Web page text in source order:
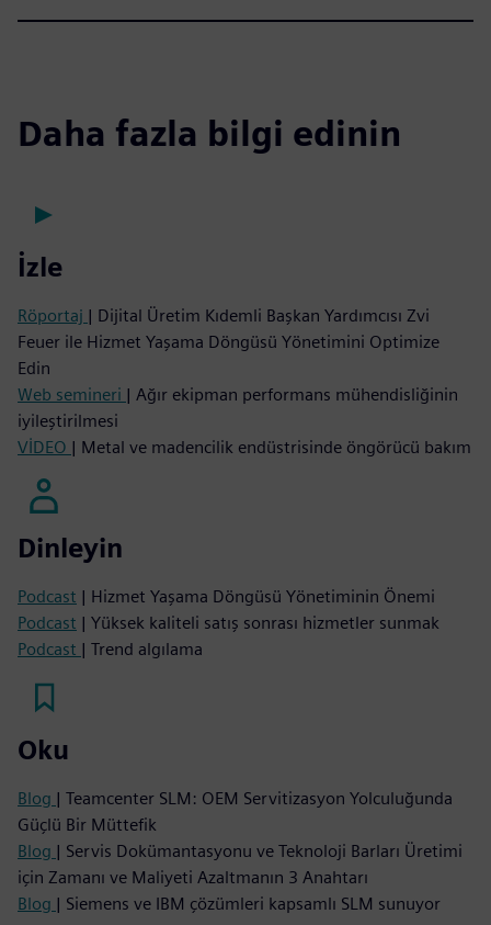
Daha fazla bilgi edinin
İzle
Röportaj | Dijital Üretim Kıdemli Başkan Yardımcısı Zvi
Feuer ile Hizmet Yaşama Döngüsü Yönetimini Optimize
Edin
Web semineri | Ağır ekipman performans mühendisliğinin
iyileştirilmesi
VİDEO | Metal ve madencilik endüstrisinde öngörücü bakım
Dinleyin
Podcast | Hizmet Yaşama Döngüsü Yönetiminin Önemi
Podcast | Yüksek kaliteli satış sonrası hizmetler sunmak
Podcast | Trend algılama
Oku
Blog | Teamcenter SLM: OEM Servitizasyon Yolculuğunda
Güçlü Bir Müttefik
Blog | Servis Dokümantasyonu ve Teknoloji Barları Üretimi
için Zamanı ve Maliyeti Azaltmanın 3 Anahtarı
Blog | Siemens ve IBM çözümleri kapsamlı SLM sunuyor